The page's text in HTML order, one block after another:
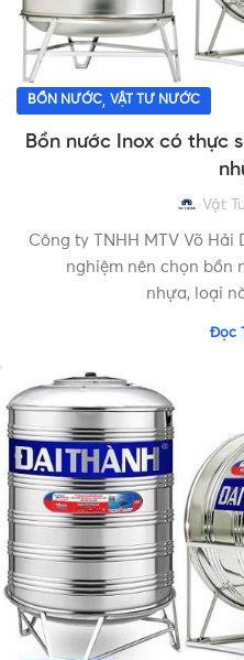
BỒN NƯỚC, VẬT TƯ NƯỚC
Bồn nước Inox có thực
Vật
Công ty TNHH MTV Võ Hải
nghiệm nên chọn bồn
nhựa, loại
Đọc